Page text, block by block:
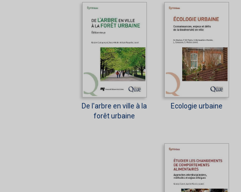
De l'arbre en ville à la
forêt urbaine
Ecologie urbaine